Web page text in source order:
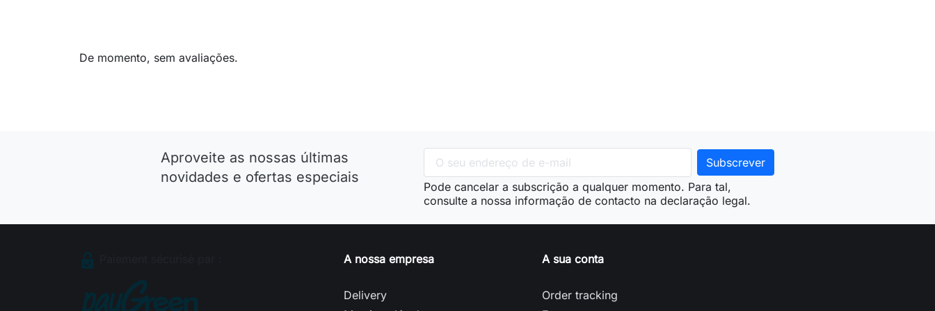
De momento, sem avaliações.
Aproveite as nossas últimas
novidades e ofertas especiais
Pode cancelar a subscrição a qualquer momento. Para tal,
consulte a nossa informação de contacto na declaração legal.
A nossa empresa
Delivery
A sua conta
Order tracking